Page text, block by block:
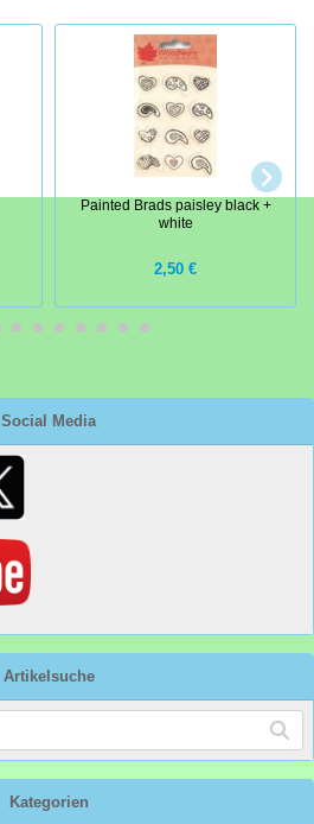
Social Media
Artikelsuche
Kategorien
Painted Brads paisley black +
white
2,50 €